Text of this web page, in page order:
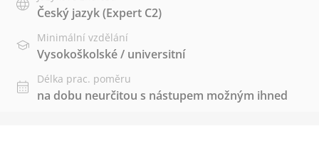
Český jazyk(Expert C2)
Minimální vzdělání
Vysokoškolské / universitní
Délka prac. poměru
na dobu neurčitou s nástupem možným ihned